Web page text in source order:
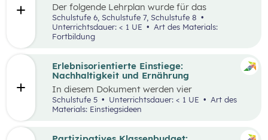
werden.
Erlebnisorientierte Einstiege:
Nachhaltigkeit und Ernährung
In diesem Dokument werden vier
Einstiegsideen für denKompetenzbereich
„Leben und Wirtschaften im Hinblick auf
Erlebnis für die Schüler:innen verbunden sind
Schulstufe 5 Unterrichtsdauer: < 1 UE
Materials: Einstiegsideen
Der folgende Lehrplan wurde für das
Unterrichtsgegenstand “Wirtschaft” für den
Schulpiloten der Stiftung für
Wirtschaftsbildung konzipiert. Wirtschaft
verstehen und gestalten zu lernen steht dabei
Schulstufe 6, Schulstufe 7, Schulstufe 8
Unterrichtsdauer: < 1 UE
Fortbildung